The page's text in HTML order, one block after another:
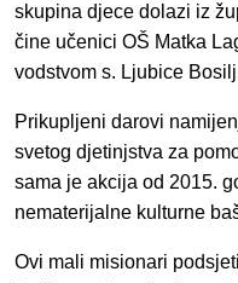
skupina djece dolazi iz
čine učenici OŠ Matka
vodstvom s. Ljubice
Prikupljeni darovi
svetog djetinjstva za
sama je akcija od 2015.
nematerijalne kulturne
Ovi mali misionari